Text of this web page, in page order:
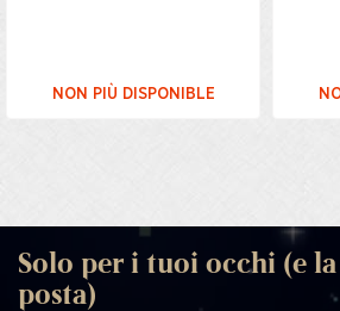
NON PIÙ DISPONIBLE
Solo per i tuoi occhi (e
posta)